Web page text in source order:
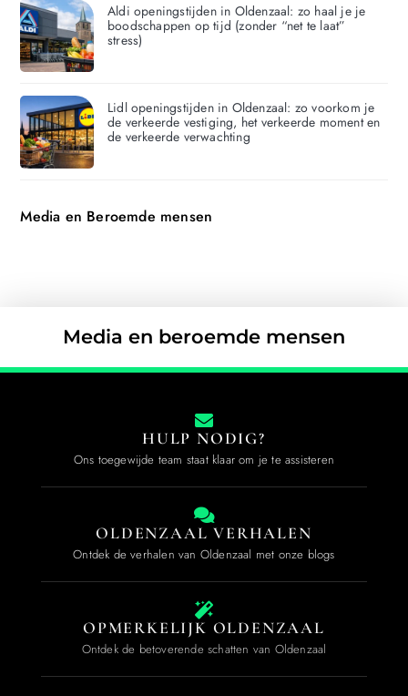
Aldi openingstijden in Oldenzaal: zo haal je je
boodschappen op tijd (zonder “net te laat”
stress)
Lidl openingstijden in Oldenzaal: zo voorkom je
de verkeerde vestiging, het verkeerde moment en
de verkeerde verwachting
Media en Beroemde mensen
Media en beroemde mensen
HULP NODIG?
Ons toegewijde team staat klaar om je te assisteren
OLDENZAAL VERHALEN
Ontdek de verhalen van Oldenzaal met onze blogs
OPMERKELIJK OLDENZAAL
Ontdek de betoverende schatten van Oldenzaal